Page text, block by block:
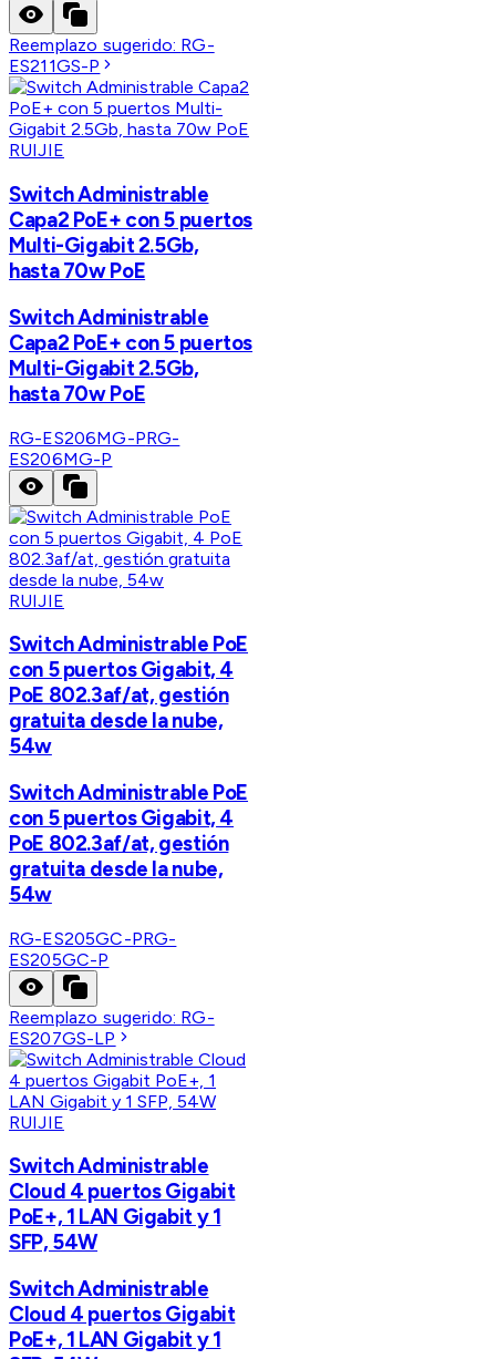
Reemplazo sugerido: RG-
ES211GS-P
RUIJIE
Switch Administrable
Capa2 PoE+ con 5 puertos
Multi-Gigabit 2.5Gb,
hasta 70w PoE
Switch Administrable
Capa2 PoE+ con 5 puertos
Multi-Gigabit 2.5Gb,
hasta 70w PoE
RG-ES206MG-PRG-
ES206MG-P
RUIJIE
Switch Administrable PoE
con 5 puertos Gigabit, 4
PoE 802.3af/at, gestión
gratuita desde la nube,
54w
Switch Administrable PoE
con 5 puertos Gigabit, 4
PoE 802.3af/at, gestión
gratuita desde la nube,
54w
RG-ES205GC-PRG-
ES205GC-P
Reemplazo sugerido: RG-
ES207GS-LP
RUIJIE
Switch Administrable
Cloud 4 puertos Gigabit
PoE+, 1 LAN Gigabit y 1
SFP, 54W
Switch Administrable
Cloud 4 puertos Gigabit
PoE+, 1 LAN Gigabit y 1